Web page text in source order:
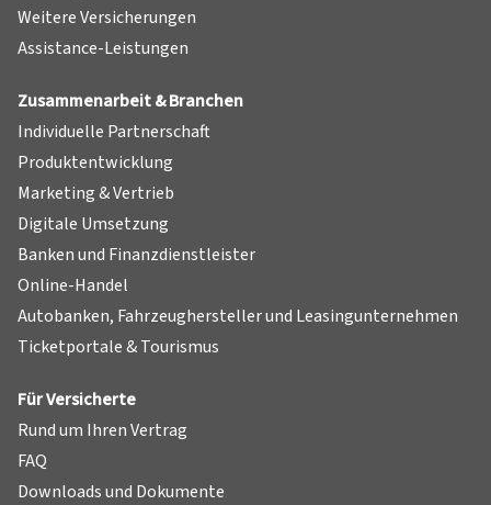
Weitere Versicherungen
Assistance-Leistungen
Zusammenarbeit & Branchen
Individuelle Partnerschaft
Produktentwicklung
Marketing & Vertrieb
Digitale Umsetzung
Banken und Finanzdienstleister
Online-Handel
Autobanken, Fahrzeughersteller und Leasingunternehmen
Ticketportale & Tourismus
Für Versicherte
Rund um Ihren Vertrag
FAQ
Downloads und Dokumente